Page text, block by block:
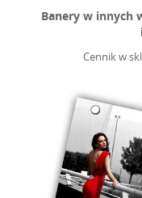
Banery w innych
Cennik w